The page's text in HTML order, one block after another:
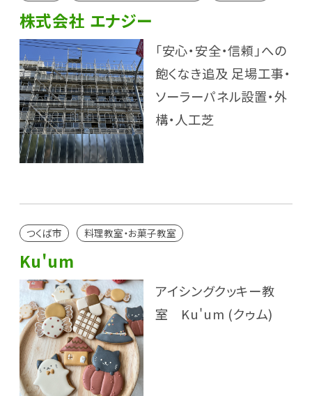
株式会社 エナジー
「安心・安全・信頼」への
飽くなき追及 足場工事・
ソーラーパネル設置・外
構・人工芝
つくば市 料理教室・お菓子教室
Ku'um
アイシングクッキー教
室 Ku'um (クゥム)